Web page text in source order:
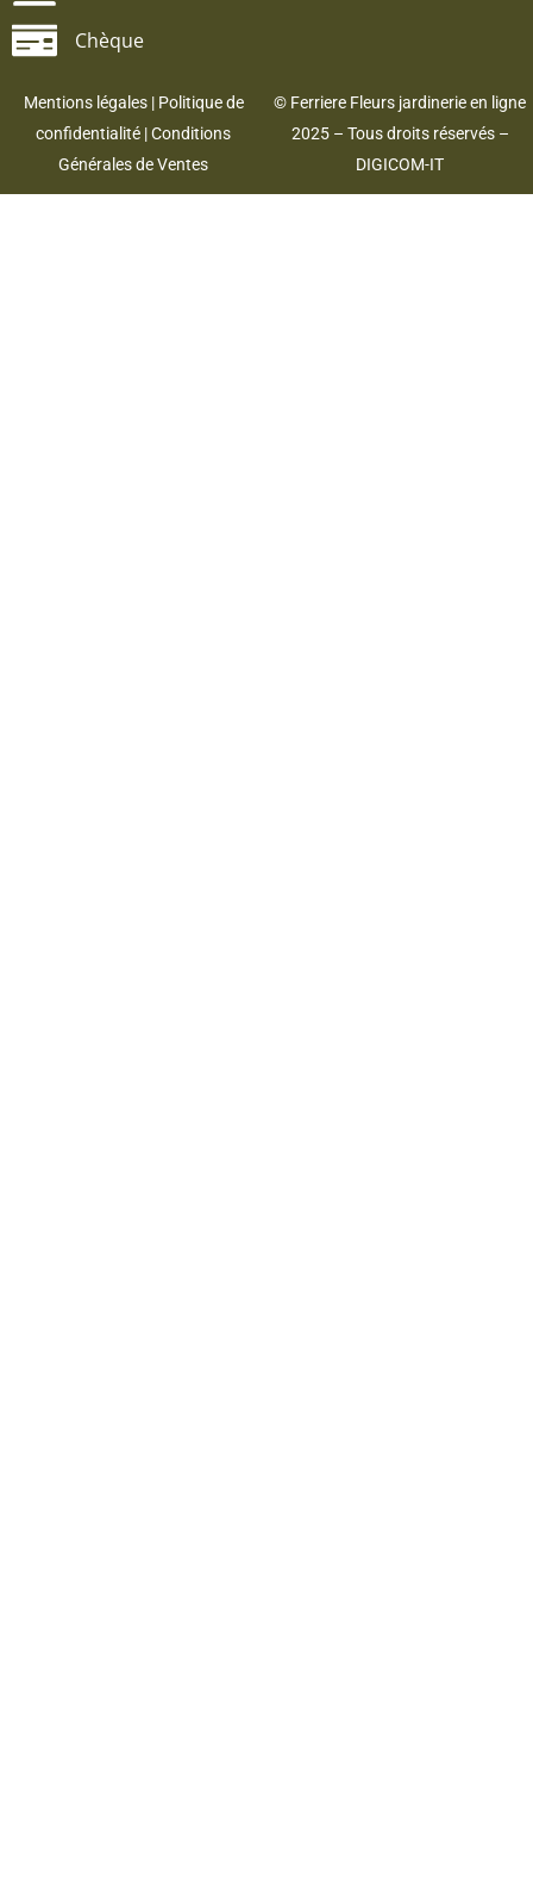
Chèque
Mentions légales| Politique de
confidentialité |Conditions
Générales de Ventes
© Ferriere Fleurs jardinerie en ligne
2025 – Tous droits réservés –
DIGICOM-IT